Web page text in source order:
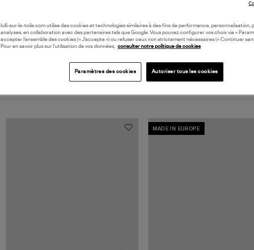
MADE IN EUROPE
lulli-sur-la-toile.com utilise des cookies et technologies similaires à des fins de performance, personnalisation,
analyses, en collaboration avec des partenaires tels que Google. Vous pouvez configurer vos choix via «
accepter l’ensemble des cookies (« J’accepte ») ou refuser ceux non strictement nécessaires (« Continuer
Pour en savoir plus sur l’utilisation de vos données, consulter notre politique de cookies
Paramètres des cookies Autoriser tous les cookies